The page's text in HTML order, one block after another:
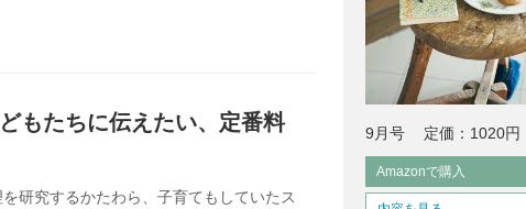
もたちに伝えたい、定番料
研究するかたわら、子育てもしていたス
9月号 定価：1020円
Amazonで購入